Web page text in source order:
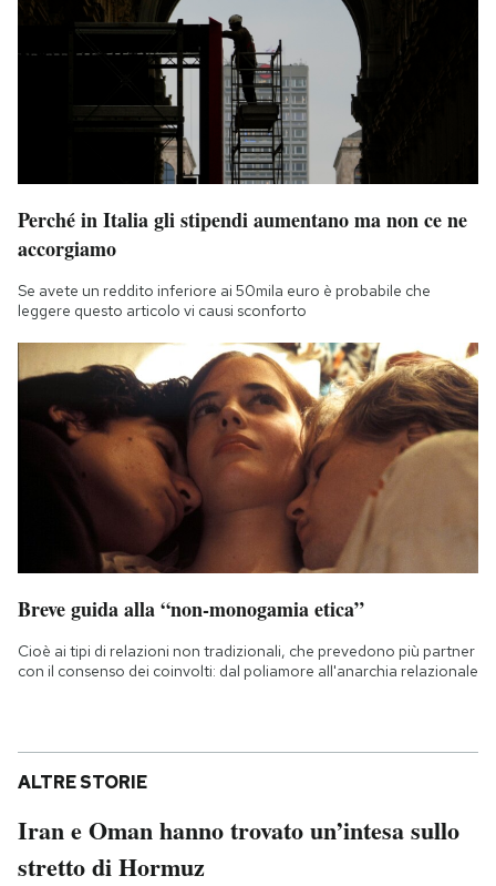
Perché in Italia gli stipendi aumentano ma non ce ne
accorgiamo
Se avete un reddito inferiore ai 50mila euro è probabile che
leggere questo articolo vi causi sconforto
Breve guida alla “non-monogamia etica”
Cioè ai tipi di relazioni non tradizionali, che prevedono più partner
con il consenso dei coinvolti: dal poliamore all'anarchia relazionale
ALTRE STORIE
Iran e Oman hanno trovato un’intesa sullo
stretto di Hormuz